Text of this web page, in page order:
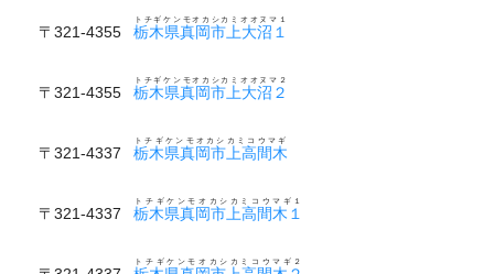
〒321-4355 栃木県真岡市上大沼１
トチギケンモオカシカミオオヌマ１
〒321-4355 栃木県真岡市上大沼２
トチギケンモオカシカミオオヌマ２
〒321-4337 栃木県真岡市上高間木
トチギケンモオカシカミコウマギ
〒321-4337 栃木県真岡市上高間木１
トチギケンモオカシカミコウマギ１
トチギケンモオカシカミコウマギ２